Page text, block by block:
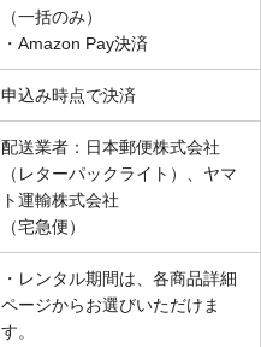
（一括のみ）
・Amazon Pay決済
申込み時点で決済
配送業者：日本郵便株式会社
（レターパックライト）、ヤマ
ト運輸株式会社
（宅急便）
・レンタル期間は、各商品詳細
ページからお選びいただけま
す。